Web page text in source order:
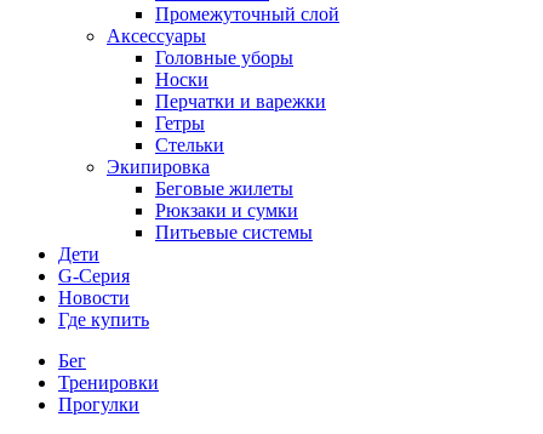
Промежуточный слой
Аксессуары
Головные уборы
Носки
Перчатки и варежки
Гетры
Стельки
Экипировка
Беговые жилеты
Рюкзаки и сумки
Питьевые системы
Дети
G-Серия
Новости
Где купить
Бег
Тренировки
Прогулки